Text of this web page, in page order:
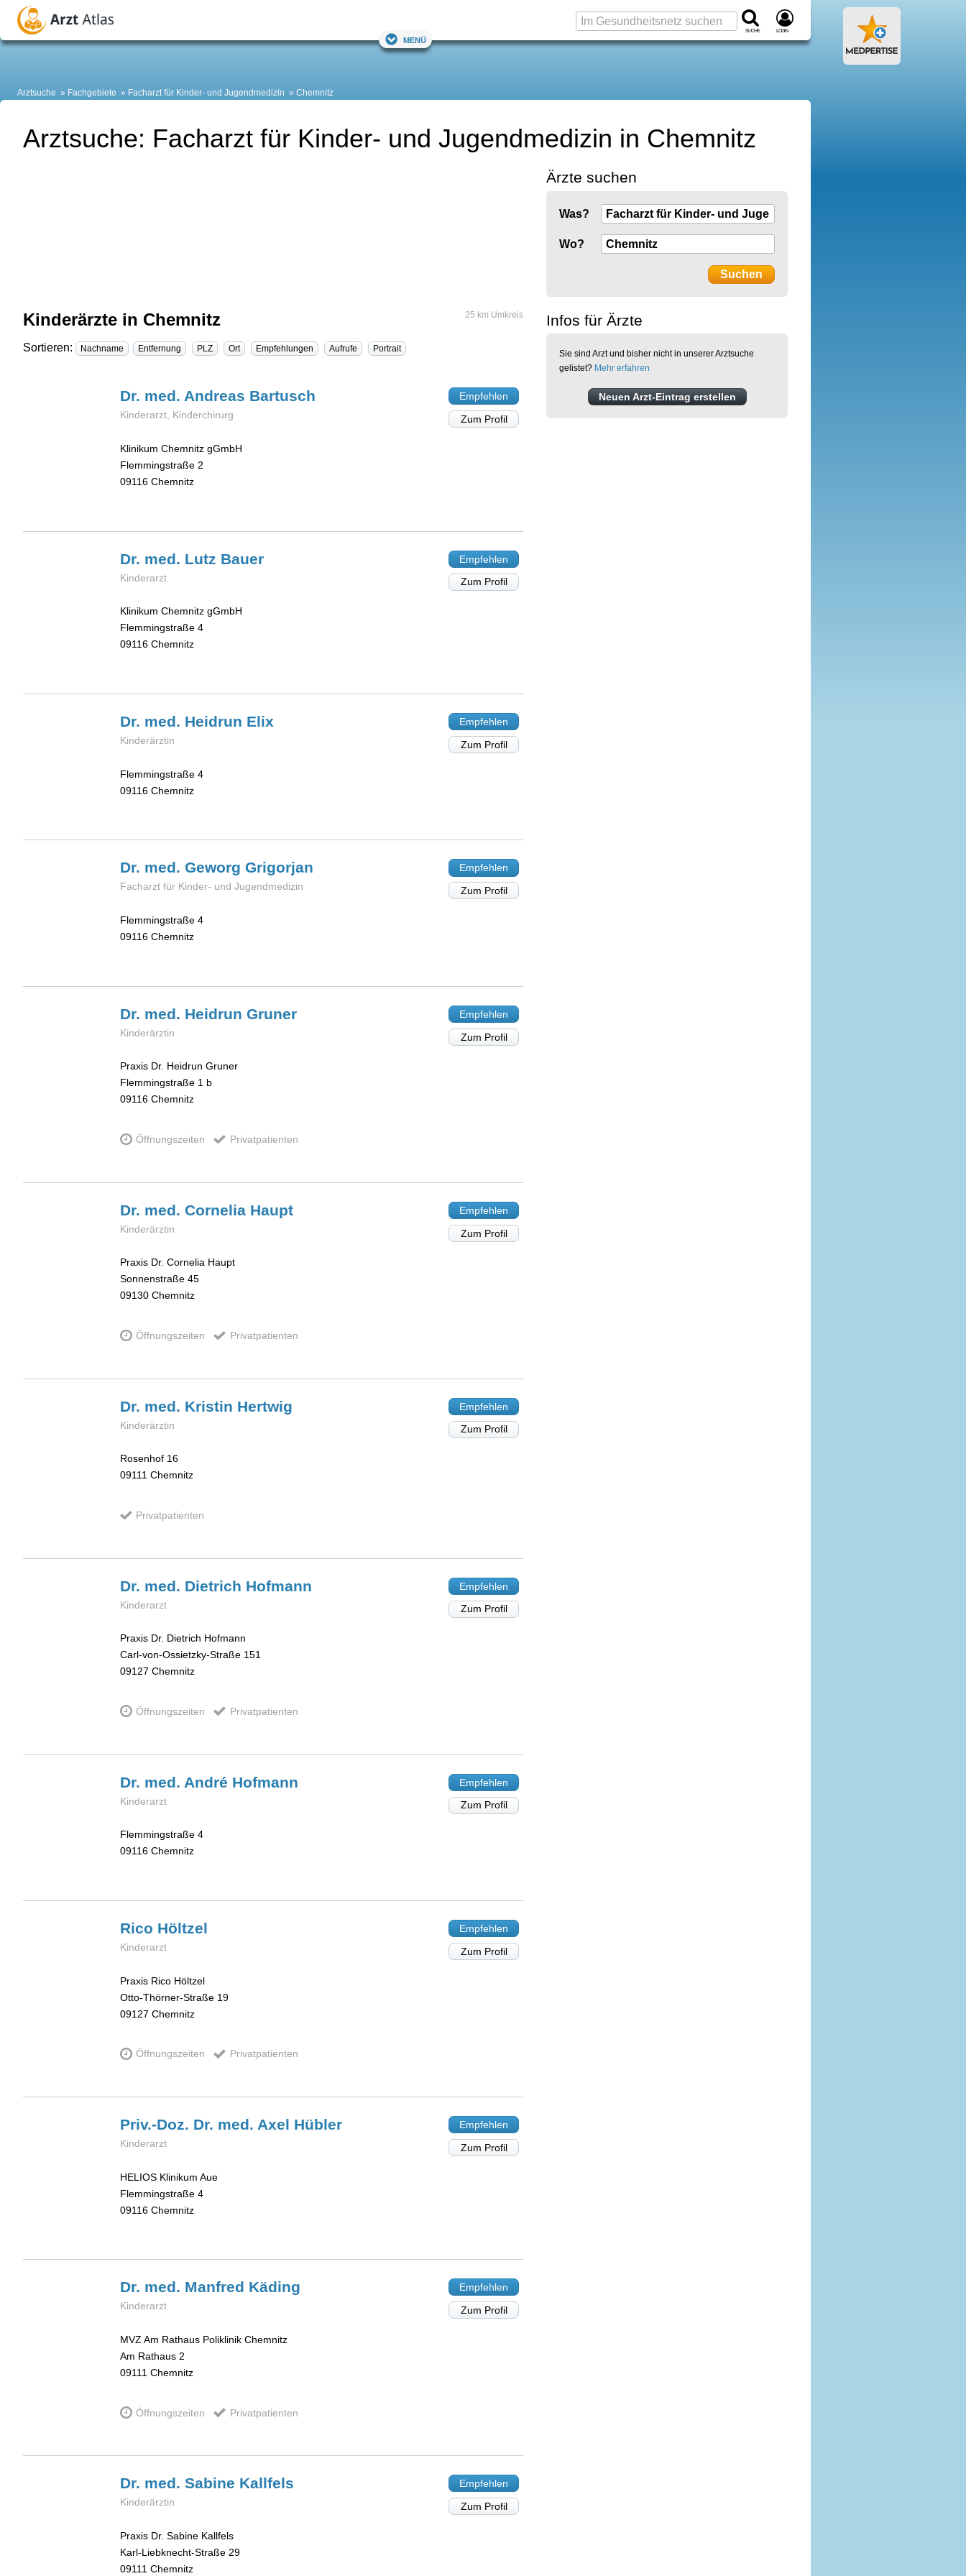
Suche Login
Menü
Arztsuche Fachgebiete Facharzt für Kinder- und Jugendmedizin Chemnitz
Arztsuche: Facharzt für Kinder- und Jugendmedizin in Chemnitz
Kinderärzte in Chemnitz 25 km Umkreis
Sortieren: Nachname Entfernung PLZ Ort Empfehlungen Aufrufe Portrait
Dr. med. Andreas Bartusch
Kinderarzt, Kinderchirurg
Klinikum Chemnitz gGmbH
Flemmingstraße 2
09116 Chemnitz
Empfehlen
Zum Profil
Dr. med. Lutz Bauer
Kinderarzt
Klinikum Chemnitz gGmbH
Flemmingstraße 4
09116 Chemnitz
Empfehlen
Zum Profil
Dr. med. Heidrun Elix
Kinderärztin
Flemmingstraße 4
09116 Chemnitz
Empfehlen
Zum Profil
Dr. med. Geworg Grigorjan
Facharzt für Kinder- und Jugendmedizin
Flemmingstraße 4
09116 Chemnitz
Empfehlen
Zum Profil
Dr. med. Heidrun Gruner
Kinderärztin
Praxis Dr. Heidrun Gruner
Flemmingstraße 1 b
09116 Chemnitz
Öffnungszeiten Privatpatienten
Empfehlen
Zum Profil
Dr. med. Cornelia Haupt
Kinderärztin
Praxis Dr. Cornelia Haupt
Sonnenstraße 45
09130 Chemnitz
Öffnungszeiten Privatpatienten
Empfehlen
Zum Profil
Dr. med. Kristin Hertwig
Kinderärztin
Rosenhof 16
09111 Chemnitz
Privatpatienten
Empfehlen
Zum Profil
Dr. med. Dietrich Hofmann
Kinderarzt
Praxis Dr. Dietrich Hofmann
Carl-von-Ossietzky-Straße 151
09127 Chemnitz
Öffnungszeiten Privatpatienten
Empfehlen
Zum Profil
Dr. med. André Hofmann
Kinderarzt
Flemmingstraße 4
09116 Chemnitz
Empfehlen
Zum Profil
Rico Höltzel
Kinderarzt
Praxis Rico Höltzel
Otto-Thörner-Straße 19
09127 Chemnitz
Öffnungszeiten Privatpatienten
Empfehlen
Zum Profil
Priv.-Doz. Dr. med. Axel Hübler
Kinderarzt
HELIOS Klinikum Aue
Flemmingstraße 4
09116 Chemnitz
Empfehlen
Zum Profil
Dr. med. Manfred Käding
Kinderarzt
MVZ Am Rathaus Poliklinik Chemnitz
Am Rathaus 2
09111 Chemnitz
Öffnungszeiten Privatpatienten
Empfehlen
Zum Profil
Dr. med. Sabine Kallfels
Kinderärztin
Praxis Dr. Sabine Kallfels
Karl-Liebknecht-Straße 29
09111 Chemnitz
Empfehlen
Zum Profil
Ärzte suchen
Was?
Wo?
Infos für Ärzte
Sie sind Arzt und bisher nicht in unserer Arztsuche
gelistet? Mehr erfahren
Neuen Arzt-Eintrag erstellen